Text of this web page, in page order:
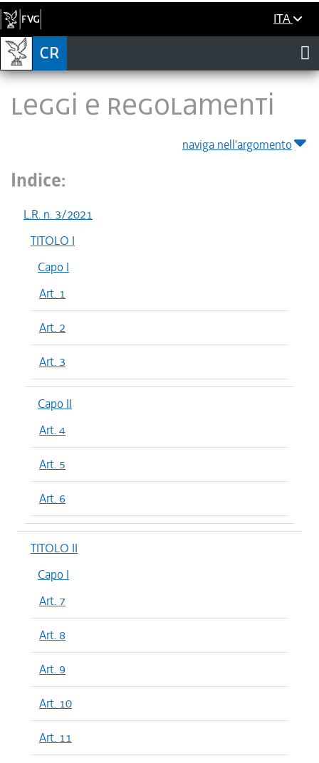
ITA
LEGGI E REGOLAMENTI
naviga nell'argomento
Indice:
L.R. n. 3/2021
TITOLO I
Capo I
Art. 1
Art. 2
Art. 3
Capo II
Art. 4
Art. 5
Art. 6
TITOLO II
Capo I
Art. 7
Art. 8
Art. 9
Art. 10
Art. 11